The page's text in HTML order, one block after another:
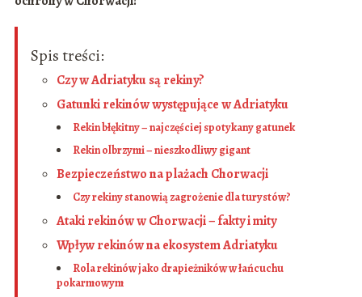
Spis treści:
Czy w Adriatyku są rekiny?
Gatunki rekinów występujące w Adriatyku
Rekin błękitny – najczęściej spotykany gatunek
Rekin olbrzymi – nieszkodliwy gigant
Bezpieczeństwo na plażach Chorwacji
Czy rekiny stanowią zagrożenie dla turystów?
Ataki rekinów w Chorwacji – fakty i mity
Wpływ rekinów na ekosystem Adriatyku
Rola rekinów jako drapieżników w łańcuchu
pokarmowym